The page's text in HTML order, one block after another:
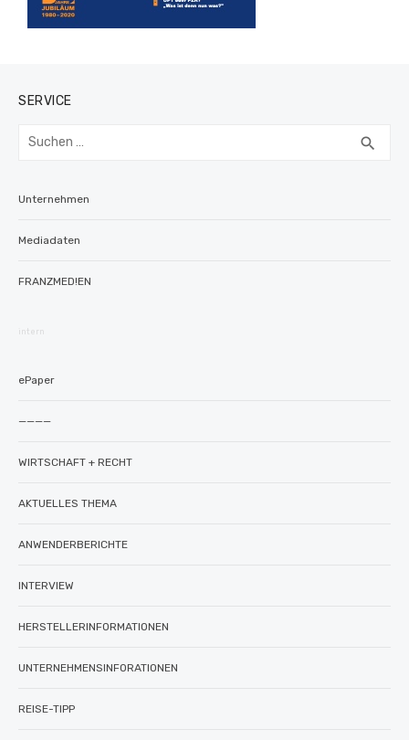
SERVICE
Suchen
search
Unternehmen
Mediadaten
FRANZMED!EN
intern
ePaper
————
WIRTSCHAFT + RECHT
AKTUELLES THEMA
ANWENDERBERICHTE
INTERVIEW
HERSTELLERINFORMATIONEN
UNTERNEHMENSINFORATIONEN
REISE-TIPP